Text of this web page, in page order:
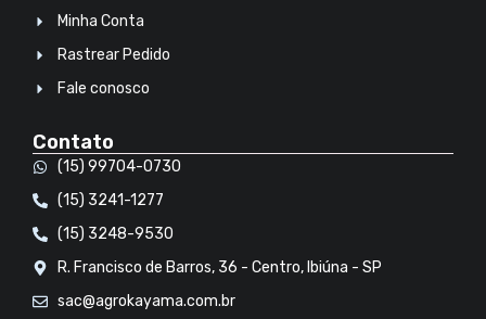
Minha Conta
Rastrear Pedido
Fale conosco
Contato
(15) 99704-0730
(15) 3241-1277
(15) 3248-9530
R. Francisco de Barros, 36 - Centro, Ibiúna - SP
sac@agrokayama.com.br